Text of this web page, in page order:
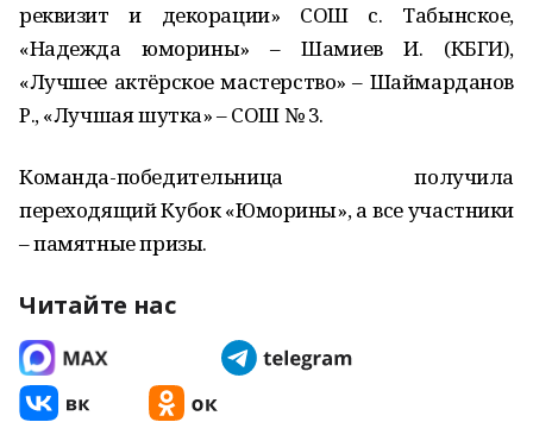
реквизит и декорации» СОШ с. Табынское,
«Надежда юморины» – Шамиев И. (КБГИ),
«Лучшее актёрское мастерство» – Шаймарданов
Р., «Лучшая шутка» – СОШ № 3.
Команда-победительница получила
переходящий Кубок «Юморины», а все участники
– памятные призы.
Читайте нас